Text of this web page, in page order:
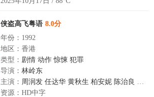
侠盗高飞粤语 8.0分
年份：1992
地区：香港
类型： 剧情 动作 惊悚 犯罪
导演： 林岭东
主演： 周润发 任达华 黄秋生 柏安妮 陈治良 李健
资源：HD中字